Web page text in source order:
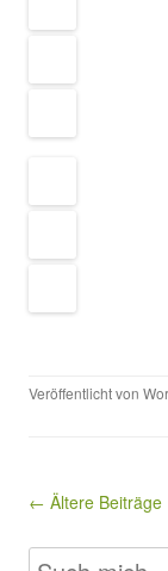
Veröffentlicht von
← Ältere Beiträge
Suchen